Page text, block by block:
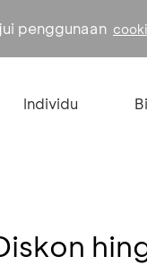
penggunaan
Individu